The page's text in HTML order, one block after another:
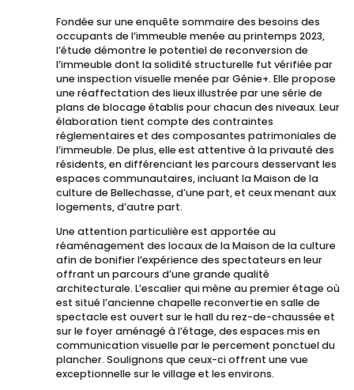
Fondée sur une enquête sommaire des besoins des
occupants de l’immeuble menée au printemps 2023,
l’étude démontre le potentiel de reconversion de
l’immeuble dont la solidité structurelle fut vérifiée par
une inspection visuelle menée par Génie+. Elle propose
une réaffectation des lieux illustrée par une série de
plans de blocage établis pour chacun des niveaux. Leur
élaboration tient compte des contraintes
réglementaires et des composantes patrimoniales de
l’immeuble. De plus, elle est attentive à la privauté des
résidents, en différenciant les parcours desservant les
espaces communautaires, incluant la Maison de la
culture de Bellechasse, d’une part, et ceux menant aux
logements, d’autre part.
Une attention particulière est apportée au
réaménagement des locaux de la Maison de la culture
afin de bonifier l’expérience des spectateurs en leur
offrant un parcours d’une grande qualité
architecturale. L’escalier qui mène au premier étage où
est situé l’ancienne chapelle reconvertie en salle de
spectacle est ouvert sur le hall du rez-de-chaussée et
sur le foyer aménagé à l’étage, des espaces mis en
communication visuelle par le percement ponctuel du
plancher. Soulignons que ceux-ci offrent une vue
exceptionnelle sur le village et les environs.